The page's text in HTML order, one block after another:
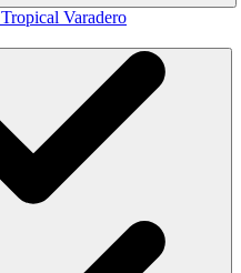
Tropical Varadero